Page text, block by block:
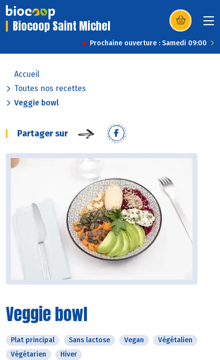
Biocoop Saint Michel (s’ouvre dans
Prochaine ouverture : Samedi 09:00
Accueil
Toutes nos recettes
Veggie bowl
Partager sur
Veggie bowl
Plat principal Sans lactose Vegan
Végétalien
Végétarien
Hiver